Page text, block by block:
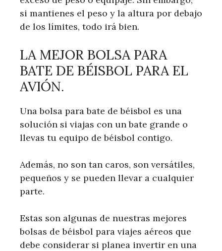
si mantienes el peso y la altura por debajo
de los límites, todo irá bien.
LA MEJOR BOLSA PARA
BATE DE BÉISBOL PARA EL
AVIÓN.
Una bolsa para bate de béisbol es una
solución si viajas con un bate grande o
llevas tu equipo de béisbol contigo.
Además, no son tan caros, son versátiles,
pequeños y se pueden llevar a cualquier
parte.
Estas son algunas de nuestras mejores
bolsas de béisbol para viajes aéreos que
debe considerar si planea invertir en una